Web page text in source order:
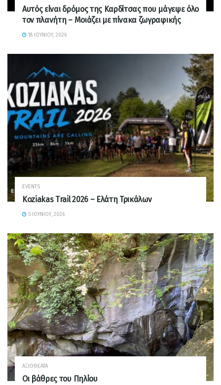
Αυτός είναι δρόμος της Καρδίτσας που μάγεψε όλο
τον πλανήτη – Μοιάζει με πίνακα ζωγραφικής
18 ΙΟΥΝΊΟΥ, 2026
EVENTS
Koziakas Trail 2026 – Ελάτη Τρικάλων
5 ΙΟΥΝΊΟΥ, 2026
ΑΞΙΟΘΈΑΤΑ
Οι βάθρες του Πηλίου